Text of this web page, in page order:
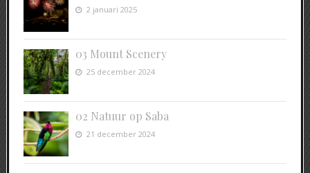
2 januari 2025
03 Mount Scenery
25 december 2024
02 Natuur op Saba
21 december 2024